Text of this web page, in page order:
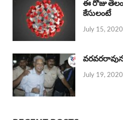
ఈ రోజు
కేసులంటే
July 15, 2020
July 19, 2020